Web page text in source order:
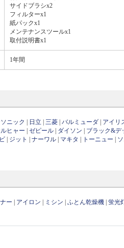
サイドブラシx2
フィルターx1
紙パックx1
メンテナンスツールx1
取付説明書x1
1年間
ニック 日立 |三菱 |バルミューダ アイリ
ヒャー |ゼピール ダイソン ブラック&デ
ジット |ナーワル マキタ トーニュー
ー アイロン ミシン |ふとん乾燥機 |蛍光